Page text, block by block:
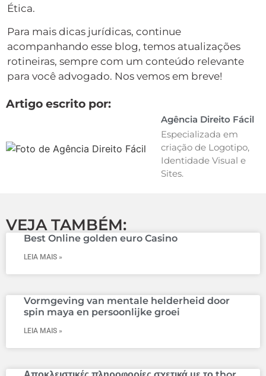
Ética.
Para mais dicas jurídicas, continue
acompanhando esse blog, temos atualizações
rotineiras, sempre com um conteúdo relevante
para você advogado. Nos vemos em breve!
Artigo escrito por:
Agência Direito Fácil
Especializada em
criação de Logotipo,
Identidade Visual e
Sites.
VEJA TAMBÉM:
Best Online golden euro Casino
LEIA MAIS »
Vormgeving van mentale helderheid door
spin maya en persoonlijke groei
LEIA MAIS »